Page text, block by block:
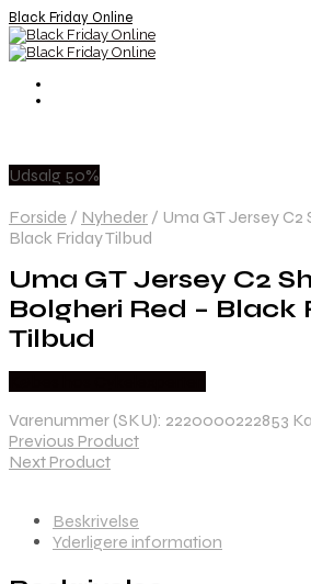
Black Friday Online
Udsalg 50%
Forside / Nyheder / Uma GT Jersey
Black Friday Tilbud
Uma GT Jersey C2
Bolgheri Red – Black
Tilbud
Varenummer (SKU): 2220000222853
Previous Product
Next Product
Beskrivelse
Yderligere information